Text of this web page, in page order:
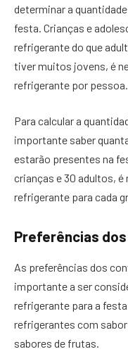
determinar a
festa. Crianças e
refrigerante do que
tiver muitos jovens, é
refrigerante por pessoa.
Para calcular a
importante saber
estarão presentes na
crianças e 30 adultos, é
refrigerante para cada
Preferências
As preferências dos
importante a ser
refrigerante para a
refrigerantes com
sabores de frutas.